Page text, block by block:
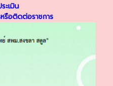
ะเมิน
รือติดต่อราชการ